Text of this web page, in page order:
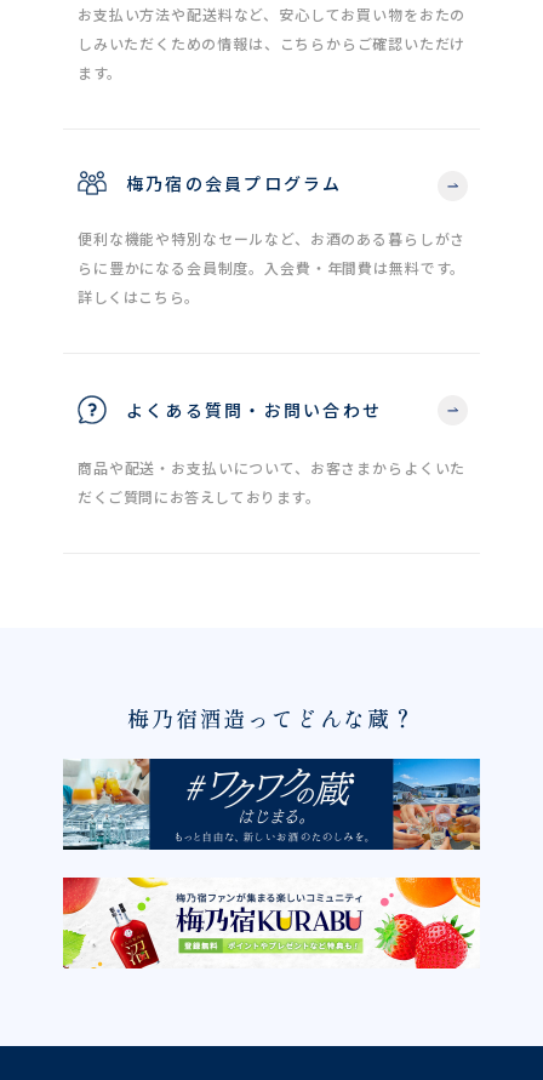
お支払い方法や配送料など、安心してお買い物をおたの
しみいただくための情報は、こちらからご確認いただけ
ます。
梅乃宿の会員プログラム
便利な機能や特別なセールなど、お酒のある暮らしがさ
らに豊かになる会員制度。入会費・年間費は無料です。
詳しくはこちら。
よくある質問・お問い合わせ
商品や配送・お支払いについて、お客さまからよくいた
だくご質問にお答えしております。
梅乃宿酒造ってどんな蔵？